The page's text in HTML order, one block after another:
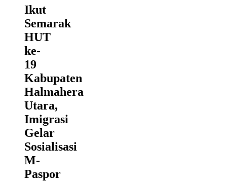
Ikut
Semarak
HUT
ke-
19
Kabupaten
Halmahera
Utara,
Imigrasi
Gelar
Sosialisasi
M-
Paspor